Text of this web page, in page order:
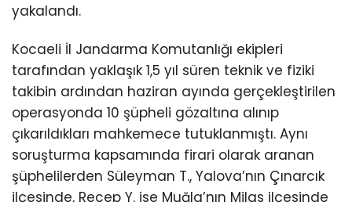
yakalandı.
Kocaeli İl Jandarma Komutanlığı ekipleri
tarafından yaklaşık 1,5 yıl süren teknik ve fiziki
takibin ardından haziran ayında gerçekleştirilen
operasyonda 10 şüpheli gözaltına alınıp
çıkarıldıkları mahkemece tutuklanmıştı. Aynı
soruşturma kapsamında firari olarak aranan
şüphelilerden Süleyman T., Yalova’nın Çınarcık
ilçesinde, Recep Y. ise Muğla’nın Milas ilçesinde